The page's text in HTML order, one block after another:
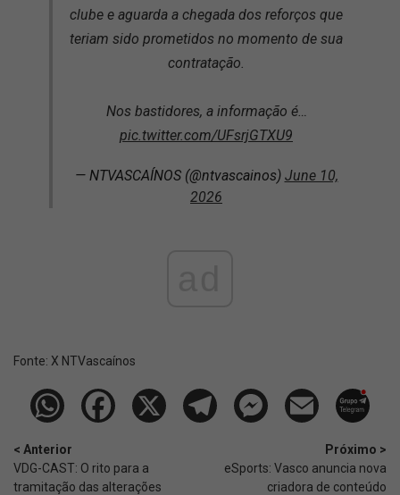
clube e aguarda a chegada dos reforços que
teriam sido prometidos no momento de sua
contratação.
Nos bastidores, a informação é…
pic.twitter.com/UFsrjGTXU9
— NTVASCAÍNOS (@ntvascainos) June 10,
2026
Fonte: X NTVascaínos
< Anterior
VDG-CAST: O rito para a
tramitação das alterações
Próximo >
eSports: Vasco anuncia nova
criadora de conteúdo